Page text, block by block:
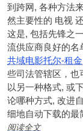
到跨网, 各种方法
然主要性的 电视
这是, 包括先锋之
流供应商良好的
共域电影托尔-租金
些司法管辖区，也
以另一种格式, 或
论哪种方式, 改进
细地自动下载的最
阅读全文